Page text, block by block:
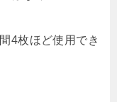
4枚ほど使用でき